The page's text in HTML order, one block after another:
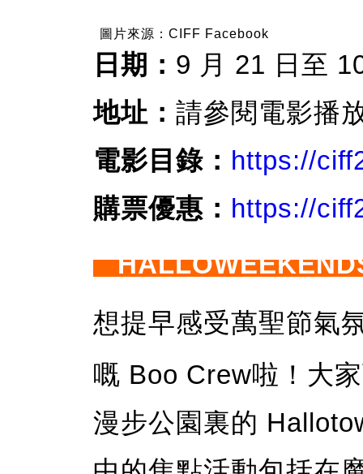
圖片來源：CIFF Facebook
日期： 9 月 21 日至
地址： 請參閱電影播
電影目錄： https://
購票優惠： https://
想提早感受萬聖節氣
嘅 Boo Crew啦！大
漫步公園裏的